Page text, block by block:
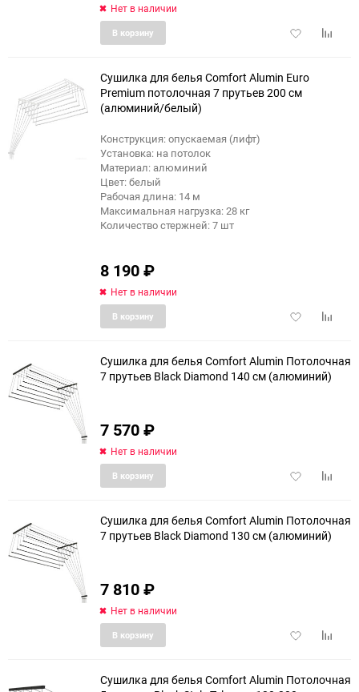
Нет в наличии
Добавить
В корзину
еще 7 фото
Сушилка для белья Comfort Alumin Euro
Premium потолочная 7 прутьев 200 см
(алюминий/белый)
Конструкция: опускаемая (лифт)
Установка: на потолок
Материал: алюминий
Цвет: белый
Рабочая длина: 14 м
Максимальная нагрузка: 28 кг
Количество стержней: 7 шт
8 190₽
Нет в наличии
Добавить
В корзину
еще 9 фото
Сушилка для белья Comfort Alumin Потолочная
7 прутьев Black Diamond 140 см (алюминий)
7 570₽
Нет в наличии
Добавить
В корзину
еще 9 фото
Сушилка для белья Comfort Alumin Потолочная
7 прутьев Black Diamond 130 см (алюминий)
7 810₽
Нет в наличии
Добавить
В корзину
Сушилка для белья Comfort Alumin Потолочная